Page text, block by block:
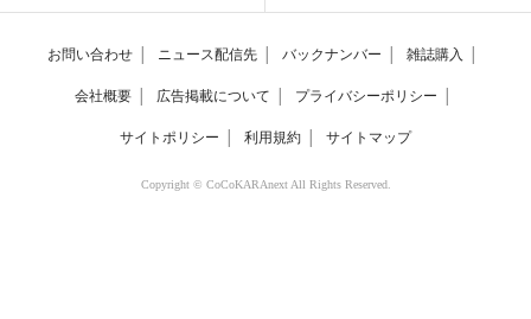
お問い合わせ ニュース配信先 バックナンバー 雑誌購入
会社概要 広告掲載について プライバシーポリシー
サイトポリシー 利用規約 サイトマップ
Copyright © CoCoKARAnext All Rights Reserved.